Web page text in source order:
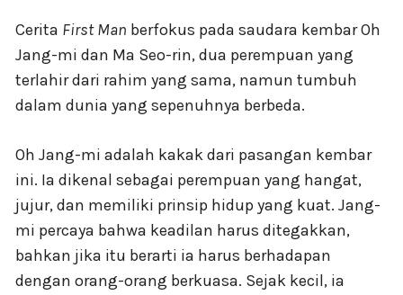
Cerita First Man berfokus pada saudara kembar Oh
Jang-mi dan Ma Seo-rin, dua perempuan yang
terlahir dari rahim yang sama, namun tumbuh
dalam dunia yang sepenuhnya berbeda.
Oh Jang-mi adalah kakak dari pasangan kembar
ini. Ia dikenal sebagai perempuan yang hangat,
jujur, dan memiliki prinsip hidup yang kuat. Jang-
mi percaya bahwa keadilan harus ditegakkan,
bahkan jika itu berarti ia harus berhadapan
dengan orang-orang berkuasa. Sejak kecil, ia